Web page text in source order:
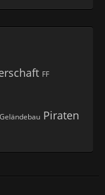
FF
Geländebau Piraten